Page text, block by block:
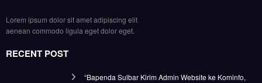
Lorem ipsum dolor sit amet adipiscing elit
aenean commodo ligula eget dolor eget.
RECENT POST
“Bapenda Sulbar Kirim Admin Website ke Kominfo,